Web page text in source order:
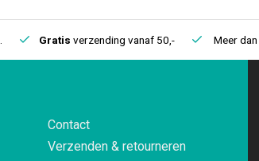
Gratis verzending vanaf 50,- Meer dan
Contact
Verzenden & retourneren